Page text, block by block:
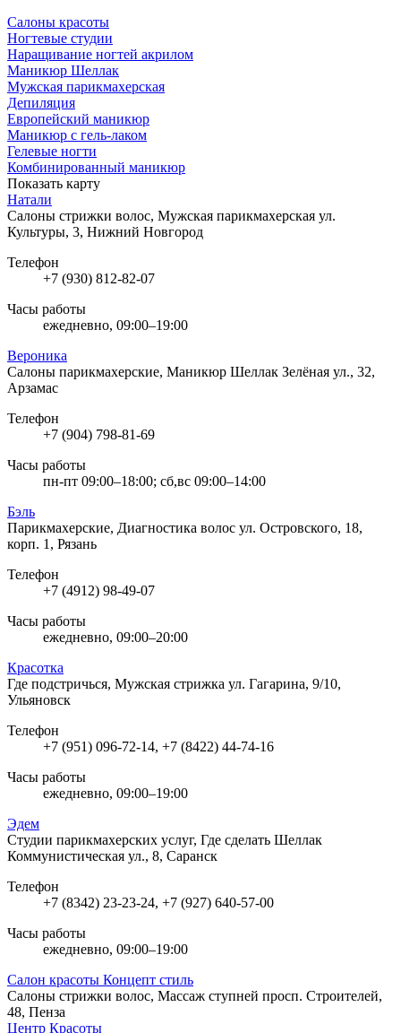
Салоны красоты
Ногтевые студии
Наращивание ногтей акрилом
Маникюр Шеллак
Мужская парикмахерская
Депиляция
Европейский маникюр
Маникюр с гель-лаком
Гелевые ногти
Комбинированный маникюр
Показать карту
Натали
Салоны стрижки волос, Мужская парикмахерская ул.
Культуры, 3, Нижний Новгород
Телефон
+7 (930) 812-82-07
Часы работы
ежедневно, 09:00–19:00
Вероника
Cалоны парикмахерские, Маникюр Шеллак Зелёная ул., 32,
Арзамас
Телефон
+7 (904) 798-81-69
Часы работы
пн-пт 09:00–18:00; сб,вс 09:00–14:00
Бэль
Парикмахерские, Диагностика волос ул. Островского, 18,
корп. 1, Рязань
Телефон
+7 (4912) 98-49-07
Часы работы
ежедневно, 09:00–20:00
Красотка
Где подстричься, Мужская стрижка ул. Гагарина, 9/10,
Ульяновск
Телефон
+7 (951) 096-72-14, +7 (8422) 44-74-16
Часы работы
ежедневно, 09:00–19:00
Эдем
Студии парикмахерских услуг, Где сделать Шеллак
Коммунистическая ул., 8, Саранск
Телефон
+7 (8342) 23-23-24, +7 (927) 640-57-00
Часы работы
ежедневно, 09:00–19:00
Салон красоты Концепт стиль
Салоны стрижки волос, Массаж ступней просп. Строителей,
48, Пенза
Центр Красоты